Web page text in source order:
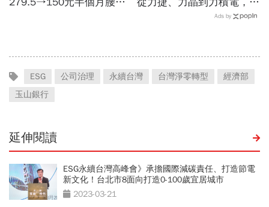
崇仁如何在「記憶體地獄」
Ads by
ESG 公司治理 永續台灣 台灣淨零轉型
經濟部
玉山銀行
延伸閱讀
ESG永續台灣高峰會》承擔國際減碳責任、打造節電
新文化！台北市8面向打造0-100歲宜居城市
2023-03-21